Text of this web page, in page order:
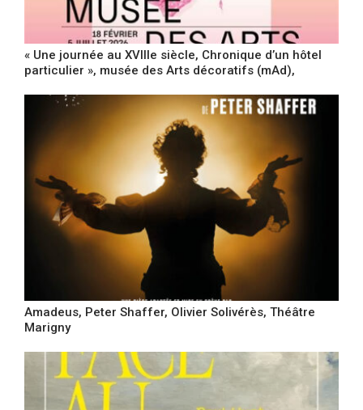
« Une journée au XVIIIe siècle, Chronique d’un hôtel
particulier », musée des Arts décoratifs (mAd),
Amadeus, Peter Shaffer, Olivier Solivérès, Théâtre
Marigny